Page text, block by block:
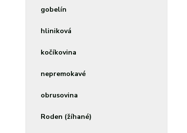
gobelín
hliniková
kočíkovina
nepremokavé
obrusovina
Roden (žíhané)